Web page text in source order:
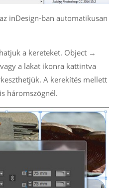
inDesign-ban automatikusan
a kereteket. Object →
a lakat ikonra kattintva
A kerekítés mellett
háromszögnél.